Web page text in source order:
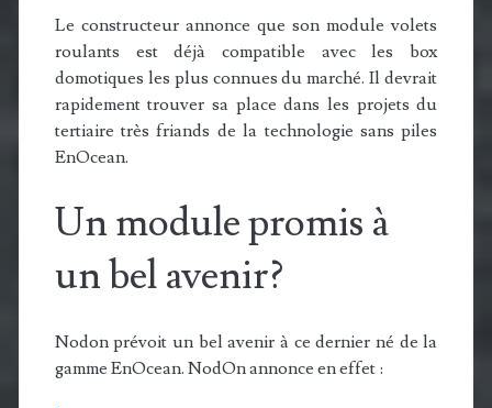
Le constructeur annonce que son module volets
roulants est déjà compatible avec les box
domotiques les plus connues du marché. Il devrait
rapidement trouver sa place dans les projets du
tertiaire très friands de la technologie sans piles
EnOcean.
Un module promis à
un bel avenir?
Nodon prévoit un bel avenir à ce dernier né de la
gamme EnOcean. NodOn annonce en effet :